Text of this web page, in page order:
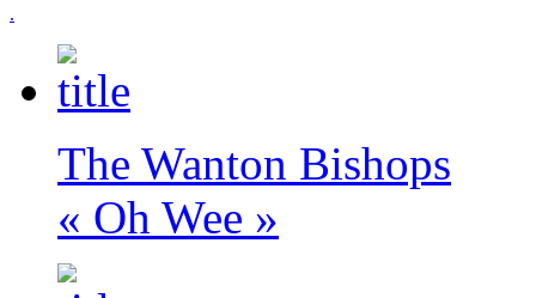
.
The Wanton Bishops
« Oh Wee »